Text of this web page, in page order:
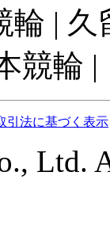
輪 |
競輪 |
引法に基づく表示
Ltd.